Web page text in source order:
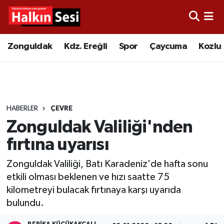
Zonguldak Kdz. Ereğli Spor Çaycuma Kozlu
HABERLER ÇEVRE
Zonguldak Valiliği'nden
fırtına uyarısı
Zonguldak Valiliği, Batı Karadeniz'de hafta sonu
etkili olması beklenen ve hızı saatte 75
kilometreyi bulacak fırtınaya karşı uyarıda
bulundu.
Video
Çaycuma
Alaplı
Asayiş
Bartın
Merkez Hava Durumu
Süper Lig Puan Durumu ve Fikstür
Tüm Manşetler
Son Dakika Haberleri
Haber Arşivi